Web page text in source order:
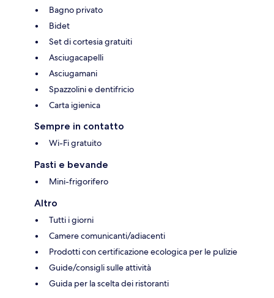
Bagno privato
Bidet
Set di cortesia gratuiti
Asciugacapelli
Asciugamani
Spazzolini e dentifricio
Carta igienica
Sempre in contatto
Wi-Fi gratuito
Pasti e bevande
Mini-frigorifero
Altro
Tutti i giorni
Camere comunicanti/adiacenti
Prodotti con certificazione ecologica per le pulizie
Guide/consigli sulle attività
Guida per la scelta dei ristoranti